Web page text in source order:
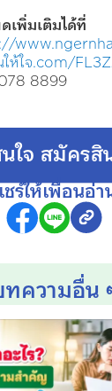
เพิ่มเติมได้ที่
ห้ใจ.com/
078 8899
ใจ สมัครสิ
ร์ให้เพื่อนอ่า
ความอื่น